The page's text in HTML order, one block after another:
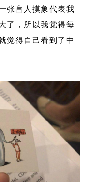
张盲人摸象代表我
了，所以我觉得每
觉得自己看到了中